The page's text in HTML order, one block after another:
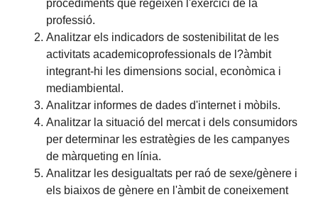
procediments que regeixen l'exercici de la
professió.
Analitzar els indicadors de sostenibilitat de les
activitats academicoprofessionals de l?àmbit
integrant-hi les dimensions social, econòmica i
mediambiental.
Analitzar informes de dades d'internet i mòbils.
Analitzar la situació del mercat i dels consumidors
per determinar les estratègies de les campanyes
de màrqueting en línia.
Analitzar les desigualtats per raó de sexe/gènere i
els biaixos de gènere en l'àmbit de coneixement